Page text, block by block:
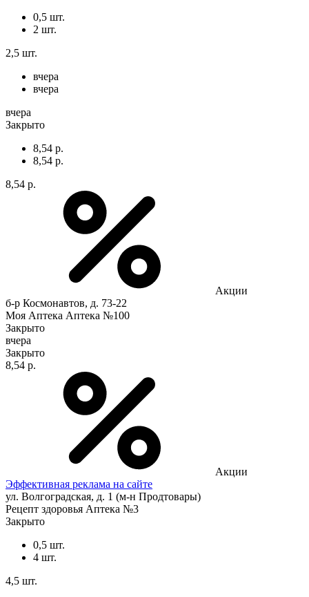
0,5 шт.
2 шт.
2,5 шт.
вчера
вчера
вчера
Закрыто
8,54 р.
8,54 р.
8,54 р.
Акции
б-р Космонавтов, д. 73-22
Моя Аптека Аптека №100
Закрыто
вчера
Закрыто
8,54 р.
Акции
Эффективная реклама на сайте
ул. Волгоградская, д. 1 (м-н Продтовары)
Рецепт здоровья Аптека №3
Закрыто
0,5 шт.
4 шт.
4,5 шт.